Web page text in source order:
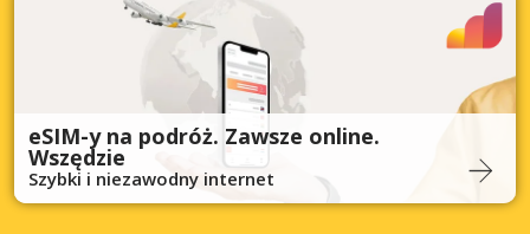
eSIM-y na podróż. Zawsze online.
Wszędzie
Szybki i niezawodny internet